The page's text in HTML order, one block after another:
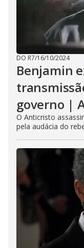
DO R7/16/10/2024
Benjamin
governo |
O Anticristo
pela audácia do